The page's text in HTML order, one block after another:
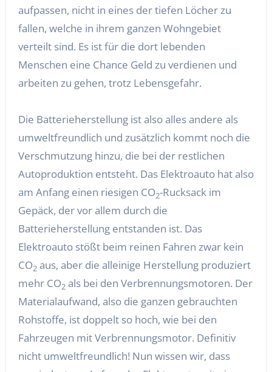
aufpassen, nicht in eines der tiefen Löcher zu
fallen, welche in ihrem ganzen Wohngebiet
verteilt sind. Es ist für die dort lebenden
Menschen eine Chance Geld zu verdienen und
arbeiten zu gehen, trotz Lebensgefahr.
Die Batterieherstellung ist also alles andere als
umweltfreundlich und zusätzlich kommt noch die
Verschmutzung hinzu, die bei der restlichen
Autoproduktion entsteht. Das Elektroauto hat also
am Anfang einen riesigen CO2-Rucksack im
Gepäck, der vor allem durch die
Batterieherstellung entstanden ist. Das
Elektroauto stößt beim reinen Fahren zwar kein
CO2aus, aber die alleinige Herstellung produziert
mehr CO2als bei den Verbrennungsmotoren. Der
Materialaufwand, also die ganzen gebrauchten
Rohstoffe, ist doppelt so hoch, wie bei den
Fahrzeugen mit Verbrennungsmotor. Definitiv
nicht umweltfreundlich! Nun wissen wir, dass